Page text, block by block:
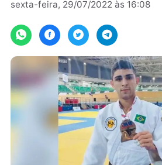
sexta-feira, 29/07/2022 às 16:08